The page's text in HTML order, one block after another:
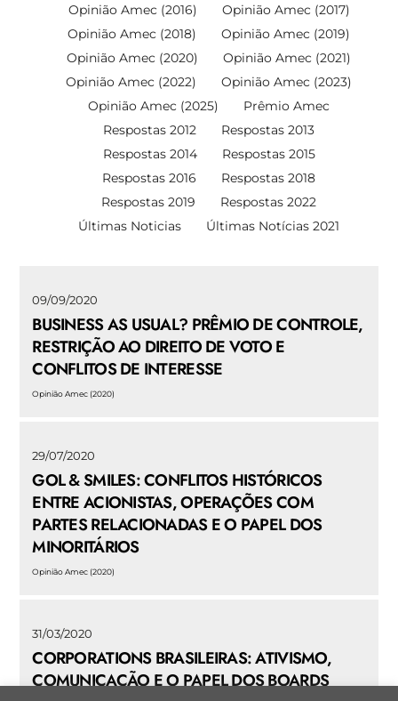
Opinião Amec (2016)
Opinião Amec (2017)
Opinião Amec (2018)
Opinião Amec (2019)
Opinião Amec (2020)
Opinião Amec (2021)
Opinião Amec (2022)
Opinião Amec (2023)
Opinião Amec (2025)
Prêmio Amec
Respostas 2012
Respostas 2013
Respostas 2014
Respostas 2015
Respostas 2016
Respostas 2018
Respostas 2019
Respostas 2022
Últimas Noticias
Últimas Notícias 2021
09/09/2020
BUSINESS AS USUAL? PRÊMIO DE CONTROLE,
RESTRIÇÃO AO DIREITO DE VOTO E
CONFLITOS DE INTERESSE
Opinião Amec (2020)
29/07/2020
GOL & SMILES: CONFLITOS HISTÓRICOS
ENTRE ACIONISTAS, OPERAÇÕES COM
PARTES RELACIONADAS E O PAPEL DOS
MINORITÁRIOS
Opinião Amec (2020)
31/03/2020
CORPORATIONS BRASILEIRAS: ATIVISMO,
COMUNICAÇÃO E O PAPEL DOS BOARDS